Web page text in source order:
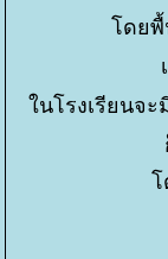
ดยพื้
นโรงเรียนจะ